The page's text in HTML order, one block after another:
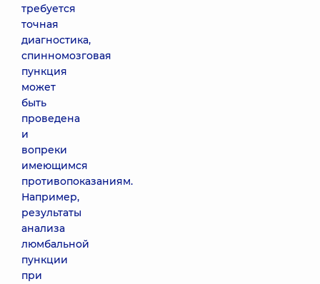
требуется
точная
диагностика,
спинномозговая
пункция
может
быть
проведена
и
вопреки
имеющимся
противопоказаниям.
Например,
результаты
анализа
люмбальной
пункции
при